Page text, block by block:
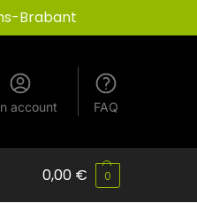
Brabant
account FAQ
0,00 € 0